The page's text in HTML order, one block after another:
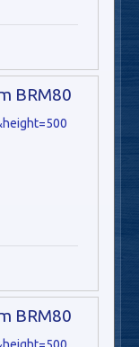
BRM80
BRM80